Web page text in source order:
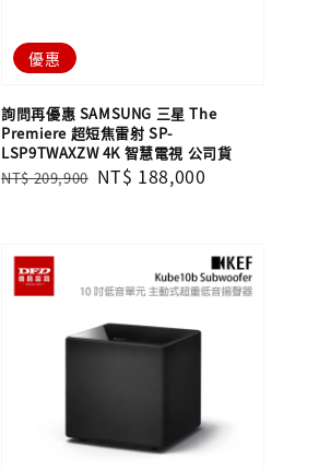
優惠
詢問再優惠 SAMSUNG 三星 The
Premiere 超短焦雷射 SP-
LSP9TWAXZW 4K 智慧電視 公司貨
Regular
NT$ 209,900 Sale
NT$ 188,000